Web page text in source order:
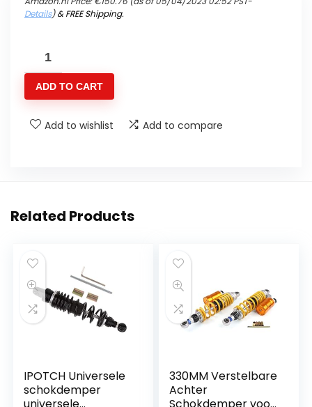
Details)&FREE Shipping.
GZYF
12.5"
320mm
Paar
Quad
&
Goud
quantity
ADD TO CART
Add to wishlist Add to compare
Related Products
IPOTCH Universele
schokdemper
330MM Verstelbare
Achter